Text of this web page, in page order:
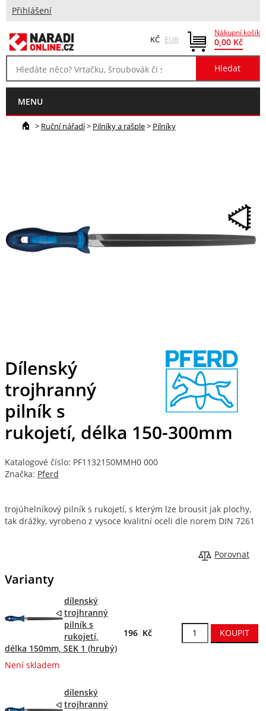
Přihlášení
Nákupní košík
0,00 Kč
KČ EUR
MENU
> Ruční nářadí> Pilníky a rašple> Pilníky
Dílenský
trojhranný
pilník s
rukojetí, délka 150-300mm
Katalogové číslo: PF1132150MMH0 000
Značka: Pferd
trojúhelníkový pilník s rukojetí, s kterým lze brousit jak plochy,
tak drážky, vyrobeno z vysoce kvalitní oceli dle norem DIN 7261
Porovnat
Varianty
dílenský
trojhranný
pilník s
rukojetí,
délka 150mm, SEK 1 (hrubý)
Není skladem
196 Kč
dílenský
trojhranný